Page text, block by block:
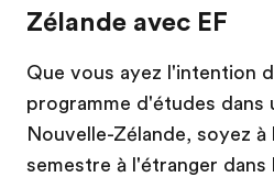
Zélande avec EF
Que vous ayez l'intention
programme d'études dans
Nouvelle-Zélande, soyez
semestre à l'étranger dans